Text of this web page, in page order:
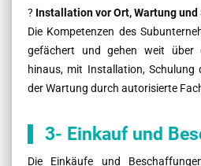
? Installation vor Ort, Wartung und
Die Kompetenzen des
gefächert und gehen weit über
hinaus, mit Installation, Schulung
der Wartung durch autorisierte
3- Einkauf und
Die Einkäufe und